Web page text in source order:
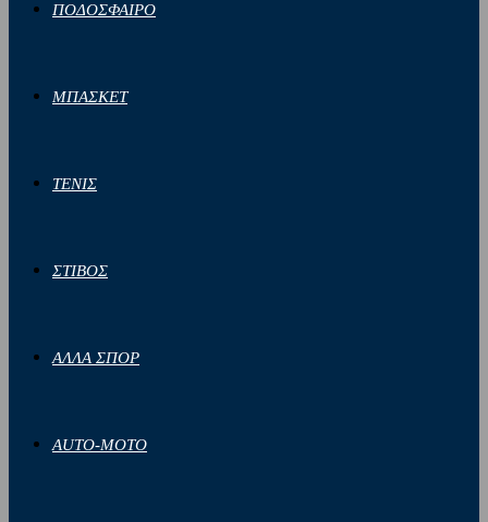
ΠΟΔΟΣΦΑΙΡΟ
ΜΠΑΣΚΕΤ
ΤΕΝΙΣ
ΣΤΙΒΟΣ
ΑΛΛΑ ΣΠΟΡ
AUTO-MOTO